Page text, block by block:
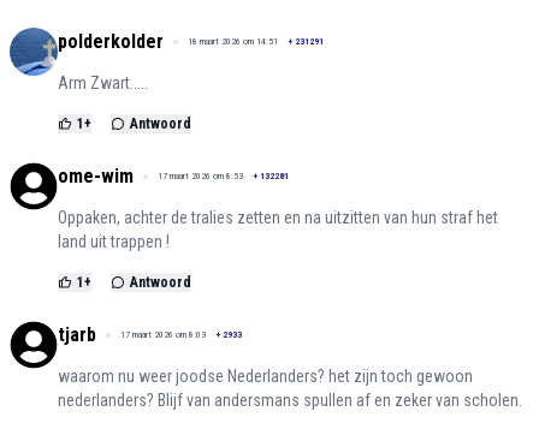
polderkolder 18 maart 2026 om 14:51 + 231291
Arm Zwart.....
1 + Antwoord
ome-wim 17 maart 2026 om 8:53 + 132281
Oppaken, achter de tralies zetten en na uitzitten van hun straf het
land uit trappen !
1 + Antwoord
tjarb 17 maart 2026 om 8:03 + 2933
waarom nu weer joodse Nederlanders? het zijn toch gewoon
nederlanders? Blijf van andersmans spullen af en zeker van scholen.